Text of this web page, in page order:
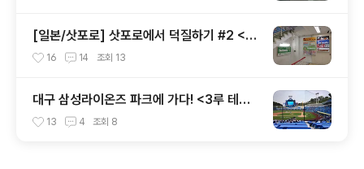
[일본/삿포로] 삿포로에서 덕질하기 #2 <애
니메이트 주변>
16 14 조회 13
대구 삼성라이온즈 파크에 가다! <3루 테이
블석(T3-1구역 10열) 시야>
13 4 조회 8